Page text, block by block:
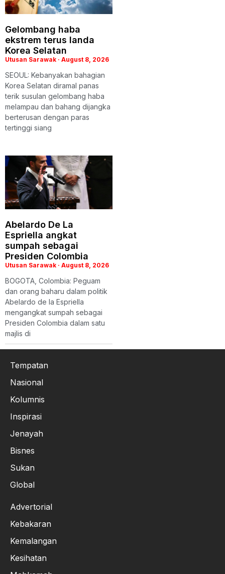
Gelombang haba
ekstrem terus landa
Korea Selatan
Utusan Sarawak August 8, 2026
SEOUL: Kebanyakan bahagian
Korea Selatan diramal panas
terik susulan gelombang haba
melampau dan bahang dijangka
berterusan dengan paras
tertinggi siang
Abelardo De La
Espriella angkat
sumpah sebagai
Presiden Colombia
Utusan Sarawak August 8, 2026
BOGOTA, Colombia: Peguam
dan orang baharu dalam politik
Abelardo de la Espriella
mengangkat sumpah sebagai
Presiden Colombia dalam satu
majlis di
Tempatan
Nasional
Kolumnis
Inspirasi
Jenayah
Bisnes
Sukan
Global
Advertorial
Kebakaran
Kemalangan
Kesihatan